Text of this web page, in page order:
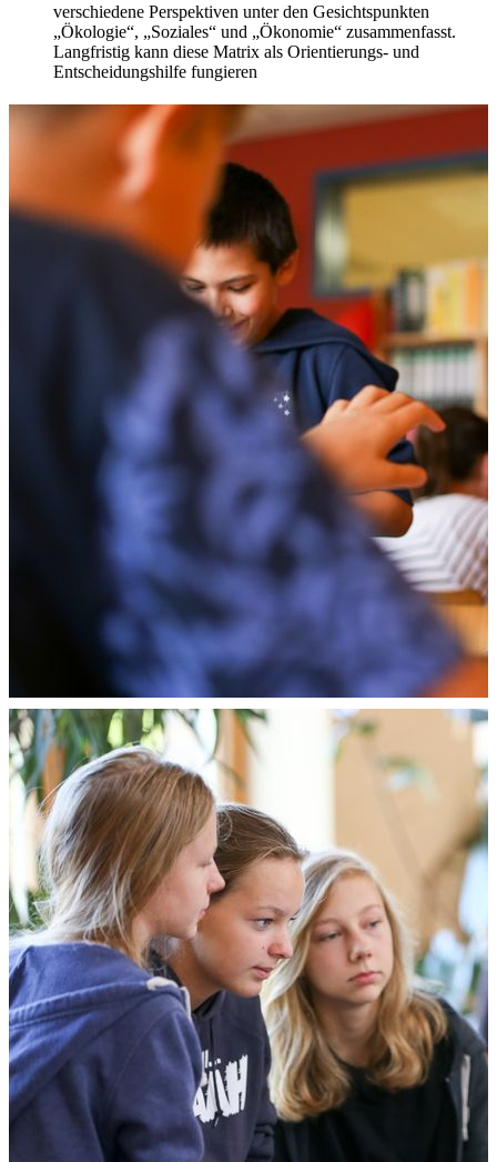
verschiedene Perspektiven unter den Gesichtspunkten
„Ökologie“, „Soziales“ und „Ökonomie“ zusammenfasst.
Langfristig kann diese Matrix als Orientierungs- und
Entscheidungshilfe fungieren